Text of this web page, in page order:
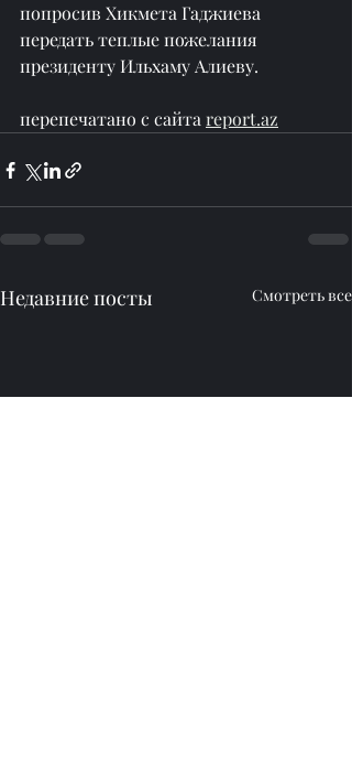
попросив Хикмета Гаджиева
передать теплые пожелания
президенту Ильхаму Алиеву.
перепечатано с сайта report.az
Недавние посты Смотреть все